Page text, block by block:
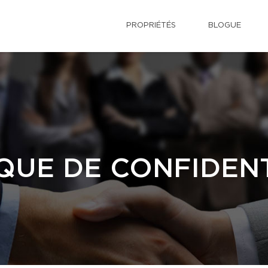
PROPRIÉTÉS BLOGUE
DE